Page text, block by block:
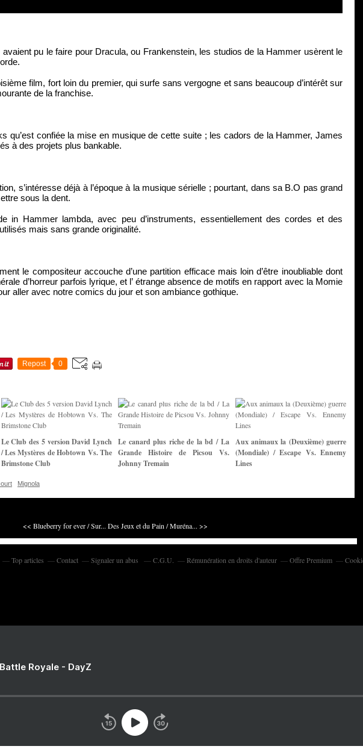
pu le faire pour Dracula, ou Frankenstein, les studios de la Hammer usèrent le
film, fort loin du premier, qui surfe sans vergogne et sans beaucoup d’intérêt sur
de la franchise.
qu’est confiée la mise en musique de cette suite ; les cadors de la Hammer, James
à des projets plus bankable.
s’intéresse déjà à l’époque à la musique sérielle ; pourtant, dans sa B.O pas grand
sous la dent.
in Hammer lambda, avec peu d’instruments, essentiellement des cordes et des
mais sans grande originalité.
le compositeur accouche d’une partition efficace mais loin d’être inoubliable dont
d’horreur parfois lyrique, et l’ étrange absence de motifs en rapport avec la Momie
aller avec notre comics du jour et son ambiance gothique.
Repost 0
Le Club des 5 version David Lynch
/ Les Mystères de Hobtown Vs. The
Brimstone Club
Le canard plus riche de la bd / La
Grande Histoire de Picsou Vs.
Johnny Tremain
Aux animaux la (Deuxième) guerre
(Mondiale) / Escape Vs. Ennemy
Lines
Mignola
<< Blueberry for ever / Sur... Des Jeux et du Pain / Muréna... >>
Top articles Contact Signaler un abus C.G.U. Rémunération en droits d'auteur Offre Premium
Royale - DayZ